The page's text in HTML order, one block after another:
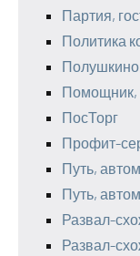
Партия,
Политика
Помощник,
ПосТорг
Профит-
Путь,
Путь,
Развал-
Развал-